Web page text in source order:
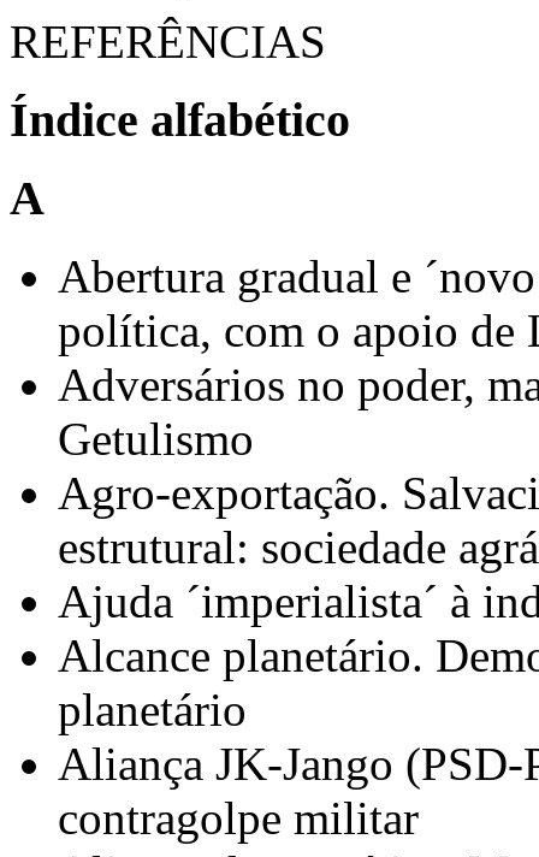
REFERÊNCIAS
Índice alfabético
A
Abertura gradual e
política, com o apoio de
Adversários no poder,
Getulismo
Agro-exportação.
estrutural: sociedade
Ajuda ´imperialista´ à
Alcance planetário.
planetário
Aliança JK-Jango (PSD-
contragolpe militar